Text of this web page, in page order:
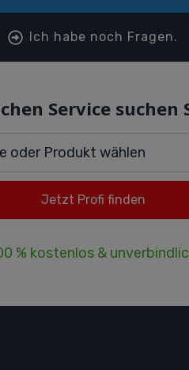
Ich habe noch Fragen.
Service suchen
% kostenlos &